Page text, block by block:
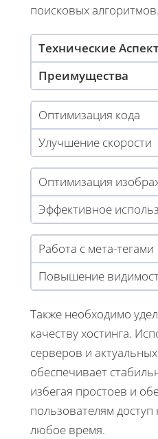
поисковых алгоритмов.
Технические
Преимущества
Оптимизация кода
Улучшение скорости
Оптимизация
Эффективное
Работа с мета-тегами
Повышение
Также необходимо
качеству хостинга.
серверов и
обеспечивает
избегая простоев и
пользователям
любое время.